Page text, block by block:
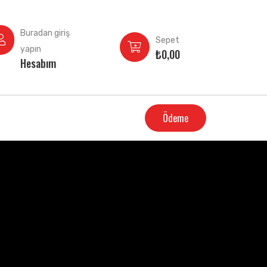
Buradan giriş
yapın
Hesabım
Sepet
₺0,00
Ödeme